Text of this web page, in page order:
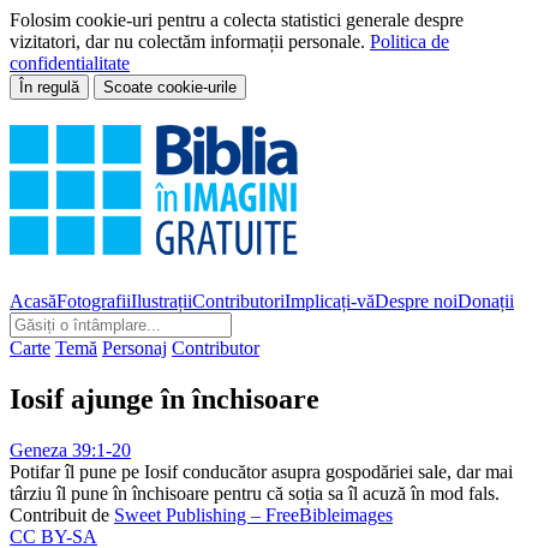
Folosim cookie-uri pentru a colecta statistici generale despre
vizitatori, dar nu colectăm informații personale. Politica de
confidentialitate
În regulă Scoate cookie-urile
AcasăFotografiiIlustrațiiContributoriImplicați-văDespre noiDonații
Carte Temă Personaj Contributor
Iosif ajunge în închisoare
Geneza 39:1-20
Potifar îl pune pe Iosif conducător asupra gospodăriei sale, dar mai
târziu îl pune în închisoare pentru că soția sa îl acuză în mod fals.
Contribuit de Sweet Publishing – FreeBibleimages
CC BY-SA